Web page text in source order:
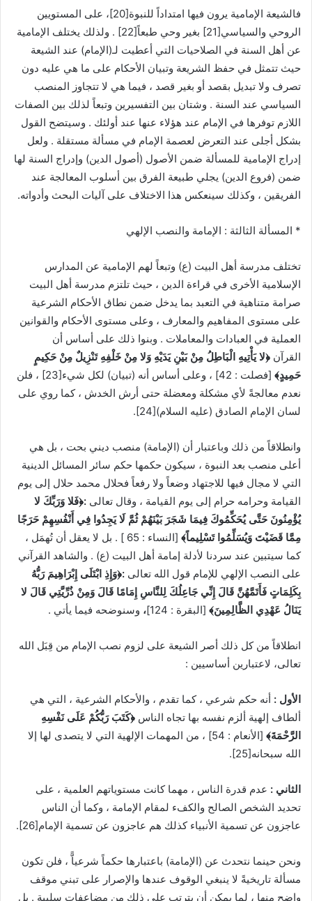
فالشيعة الإمامية يرون فيها امتداداً للنبوة[20]، على المستويين
الروحي والسياسي[21] بغير وحي طبعاً[22] . ولذلك يختلف الإمامية
عن أهل السنة في الصلاحيات التي أعطيت لـ(الإمام) عند الشيعة
حيث تتمثل في حفظ الشريعة وتبيان الأحكام على ما هي عليه دون
تصرف ولا تبديل بقصد أو بغير قصد ، فيما هي لا تتجاوز المنصب
السياسي عند السنة . وشتان بين التفسيرين وتبعاً لذلك بين الصفات
اللازم توفرها في الإمام عند هؤلاء عنها عند أولئك . وسيتضح القول
بشكل أجلى عند التعرض لعصمة الإمام في مسألة مستقلة . ولعل
إدراج الإمامية للمسألة ضمن الأصول (أصول الدين) وإدراج السنة لها
ضمن (فروع الدين) يجلي طبيعة الفرق بين أسلوب المعالجة عند
الفريقين ، وكذلك سينعكس هذا الاختلاف على آليات البحث وأدواته.
* المسألة الثالثة : الإمامة والنصب الإلهي
تختلف مدرسة أهل البيت (ع) وتبعاً لهم الإمامية عن المدارس
الإسلامية الأخرى في قراءة الدين ، حيث تلتزم مدرسة أهل البيت
صرامة متناهية في التعبد بما يدخل ضمن نطاق الأحكام الشرعية
على مستوى المفاهيم والمعارف ، وعلى مستوى الأحكام والقوانين
العملية في العبادات والمعاملات . وبنوا ذلك على أساس أن
القرآن ﴿لا يَأْتِيهِ الْبَاطِلُ مِنْ بَيْنِ يَدَيْهِ وَلا مِنْ خَلْفِهِ تَنْزِيلٌ مِنْ حَكِيمٍ
حَمِيدٍ﴾ [فصلت : 42] ، وعلى أساس أنه (تبيان) لكل شيء [23] ، فلن
نعدم معالجةً لأي مشكلة ومعضلة حتى أرش الخدش ، كما روي على
لسان الإمام الصادق (عليه السلام)[24]
.
وانطلاقاً من ذلك وباعتبار أن (الإمامة) منصب ديني بحت ، بل هي
أعلى منصب بعد النبوة ، سيكون حكمها حكم سائر المسائل الدينية
التي لا مجال فيها للاجتهاد وضعاً ولا رفعاً فحلال محمد حلال إلى يوم
القيامة وحرامه حرام إلى يوم القيامة ، وقال تعالى :﴿فَلا وَرَبِّكَ لا
يُؤْمِنُونَ حَتَّى يُحَكِّمُوكَ فِيمَا شَجَرَ بَيْنَهُمْ ثُمَّ لَا يَجِدُوا فِي أَنْفُسِهِمْ حَرَجًا
مِمَّا قَضَيْتَ وَيُسَلِّمُوا تَسْلِيماً﴾
[النساء : 65 ] . بل لا يعقل أن تُهمَل ،
كما سيتبين عند سردنا لأدلة إمامة أهل البيت (ع) . والشاهد القرآني
على النصب الإلهي للإمام قول الله تعالى :﴿وَإِذِ ابْتَلَى إِبْرَاهِيمَ رَبُّهُ
بِكَلِمَاتٍ فَأَتَمَّهُنَّ قَالَ إِنِّي جَاعِلُكَ لِلنَّاسِ إِمَامًا قَالَ وَمِنْ ذُرِّيَّتِي قَالَ لا
يَنَالُ عَهْدِي الظَّالِمِينَ﴾ [البقرة : 124] ، وسنوضحه فيما يأتي .
انطلاقاً من كل ذلك أصر الشيعة على لزوم نصب الإمام من قِبَل الله
تعالى، لاعتبارين أساسيين :
الأول : أنه حكم شرعي ، كما تقدم ، والأحكام الشرعية ، التي هي
ألطاف إلهية ألزم نفسه بها تجاه الناس ﴿كَتَبَ رَبُّكُمْ عَلَى نَفْسِهِ
الرَّحْمَةَ﴾
[الأنعام : 54] ، من المهمات الإلهية التي لا يتصدى لها إلا
الله سبحانه[25]
.
الثاني : عدم قدرة الناس ، مهما كانت مستوياتهم العلمية ، على
تحديد الشخص الصالح والكفء لمقام الإمامة ، وكما أن الناس
عاجزون عن تسمية الأنبياء كذلك هم عاجزون عن تسمية الإمام[26]
.
ونحن حينما نتحدث عن (الإمامة) باعتبارها حكماً شرعياًّ ، فلن تكون
مسألة تاريخيةً لا ينبغي الوقوف عندها والإصرار على تبني موقف
واضح منها ، لما يمكن أن يترتب على ذلك من مضاعفات سلبية . بل